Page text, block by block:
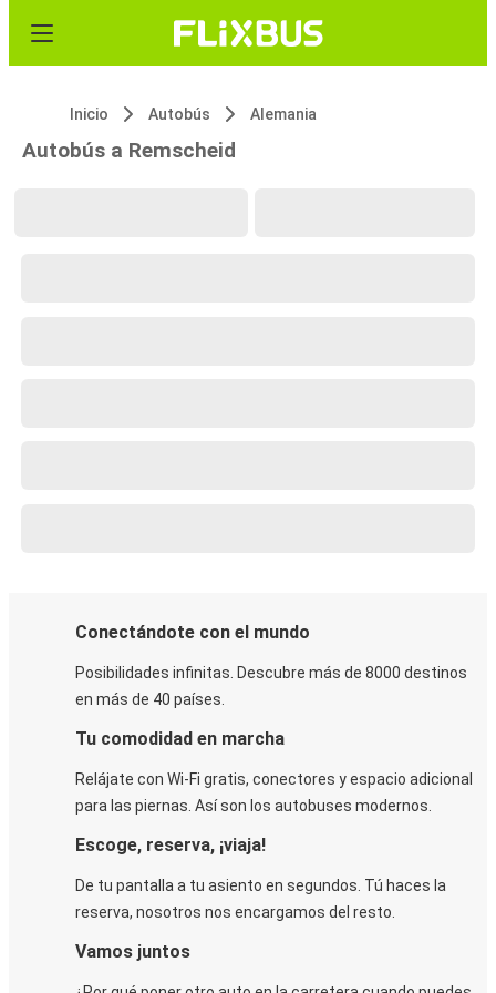
Inicio Autobús Alemania
Autobús a Remscheid
Conectándote con el mundo
Posibilidades infinitas. Descubre más de 8000 destinos
en más de 40 países.
Tu comodidad en marcha
Relájate con Wi-Fi gratis, conectores y espacio adicional
para las piernas. Así son los autobuses modernos.
Escoge, reserva, ¡viaja!
De tu pantalla a tu asiento en segundos. Tú haces la
reserva, nosotros nos encargamos del resto.
Vamos juntos